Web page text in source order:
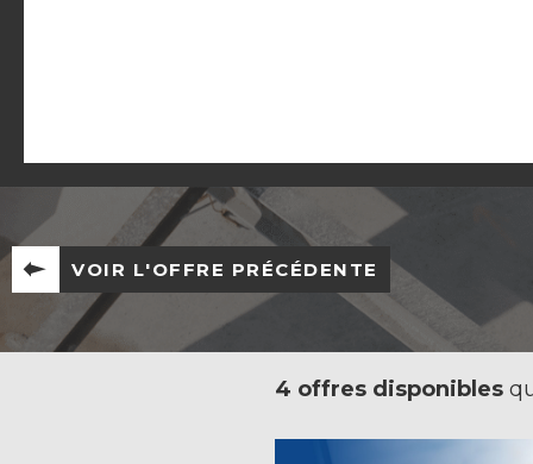
VOIR L'OFFRE PRÉCÉDENTE
4 offres disponibles